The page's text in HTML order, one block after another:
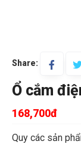
Share:
Ổ cắm
168,700đ
Quy các sản